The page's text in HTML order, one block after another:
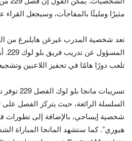
مثيرًا ومليئًا بالمفاجآت، وسيجعل
تعد شخصية المدرب غيرغن هايلبرغ من
تلعب دورًا هامًا في تحفيز اللاعبين
تسريبات
السلسلة الرائعة، حيث يتركز الفصل
شخصية إيساجي، بالإضافة إلى تطورات